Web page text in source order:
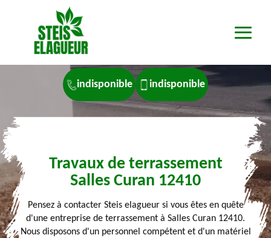
indisponible indisponible
Travaux de terrassement
Salles Curan 12410
Pensez à contacter Steis elagueur si vous êtes en quête
d'une entreprise de terrassement à Salles Curan 12410.
Nous disposons d'un personnel compétent et d'un matériel